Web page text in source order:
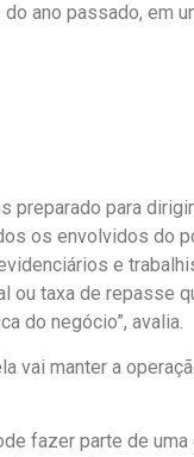
ano passado, em
para
os envolvidos do
e
ou taxa de repasse
do negócio”, avalia.
manter a
fazer parte de